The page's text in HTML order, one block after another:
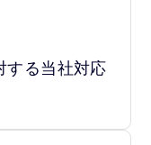
する当社対応